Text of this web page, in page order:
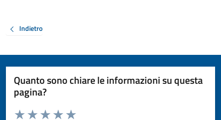
Indietro
Quanto sono chiare le informazioni su questa
pagina?
Valuta da 1 a 5 stelle la pagina